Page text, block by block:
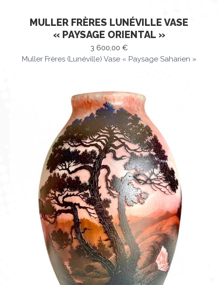
MULLER FRÈRES LUNÉVILLE VASE
« PAYSAGE ORIENTAL »
3 600,00 €
Muller Frères (Lunéville) Vase « Paysage Saharien »